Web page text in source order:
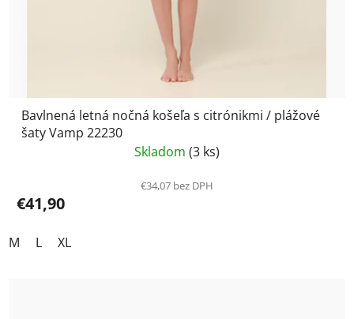
Bavlnená letná nočná košeľa s citrónikmi / plážové
šaty Vamp 22230
Skladom (3 ks)
€34,07 bez DPH
€41,90
M L XL